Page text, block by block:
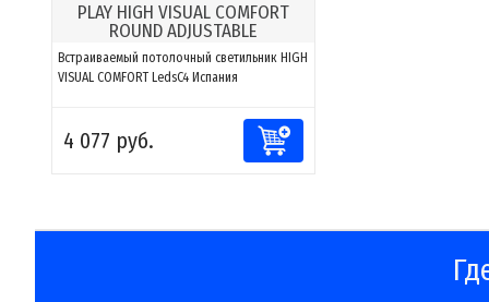
PLAY HIGH VISUAL COMFORT
ROUND ADJUSTABLE
Встраиваемый потолочный светильник HIGH
VISUAL COMFORT LedsC4 Испания
4 077 руб.